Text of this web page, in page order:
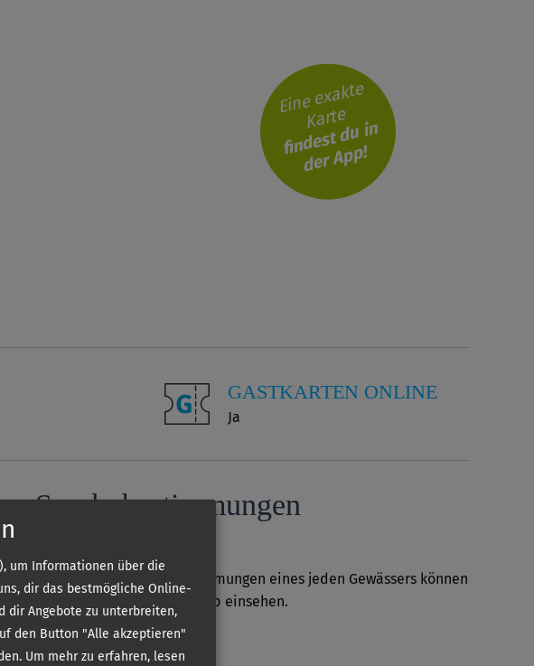
Eine exakte
Karte
findest du in
der App!
GASTKARTEN ONLINE
Ja
Sonder­bestimmungen
Die genauen Sonderbestimmungen eines jeden Gewässers können
Sie kostenlos in unserer App einsehen.
Verein
um Informationen über die
dir das bestmögliche Online-
dir Angebote zu unterbreiten,
den Button "Alle akzeptieren"
Um mehr zu erfahren, lesen